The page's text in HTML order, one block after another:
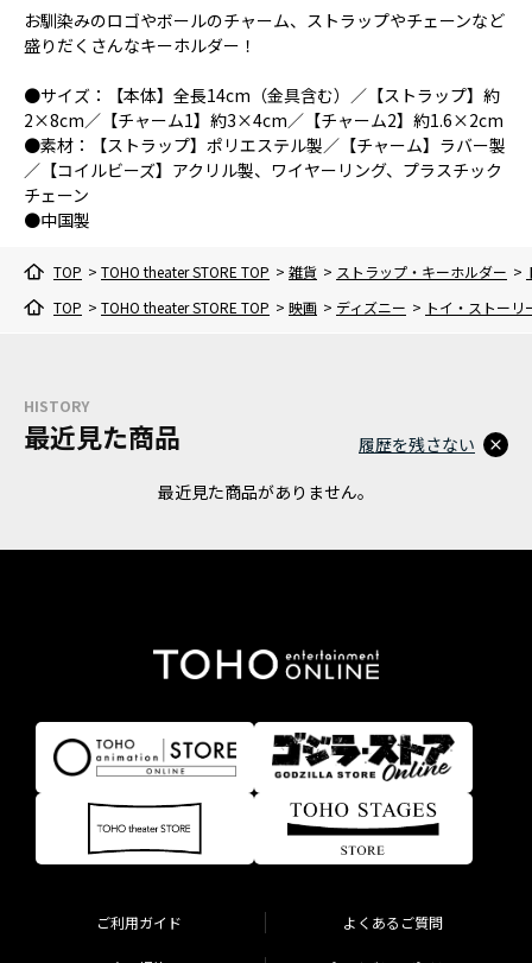
お馴染みのロゴやボールのチャーム、ストラップやチェーンなど
盛りだくさんなキーホルダー！
●サイズ：【本体】全長14cm（金具含む）／【ストラップ】約
2×8cm／【チャーム1】約3×4cm／【チャーム2】約1.6×2cm
●素材：【ストラップ】ポリエステル製／【チャーム】ラバー製
／【コイルビーズ】アクリル製、ワイヤーリング、プラスチック
チェーン
●中国製
TOP > TOHO theater STORE TOP > 雑貨 > ストラップ・キーホルダー >
TOP > TOHO theater STORE TOP > 映画 > ディズニー > トイ・ストーリ
HISTORY
最近見た商品
最近見た商品がありません。
履歴を残さない
ご利用ガイド よくあるご質問